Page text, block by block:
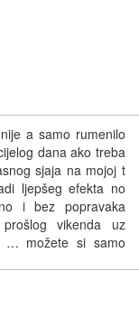
a samo rumenilo
dana ako treba
sjaja na mojoj t
ljepšeg efekta no
i bez popravaka
vikenda uz
… možete si samo